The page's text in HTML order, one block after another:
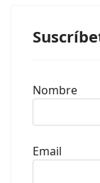
Nombre
Email